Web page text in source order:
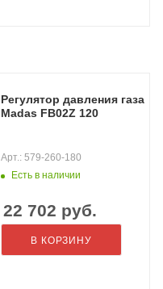
Регулятор давления газа
Madas FB02Z 120
Есть в наличии
Арт.: 579-260-180
22 702 руб.
В КОРЗИНУ